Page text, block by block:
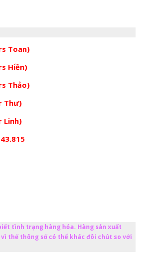
Toan)
Hiền)
Thảo)
Thư)
Linh)
tình trạng hàng hóa. Hàng sản xuất
thế thông số có thể khác đôi chút so với